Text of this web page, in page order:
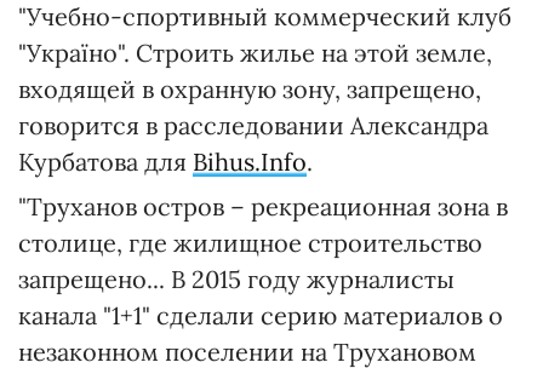
"Учебно-спортивный коммерческий клуб
"Україно". Строить жилье на этой земле,
входящей в охранную зону, запрещено,
говорится в расследовании Александра
Курбатова для Bihus.Info.
"Труханов остров – рекреационная зона в
столице, где жилищное строительство
запрещено... В 2015 году журналисты
канала "1+1" сделали серию материалов о
незаконном поселении на Трухановом